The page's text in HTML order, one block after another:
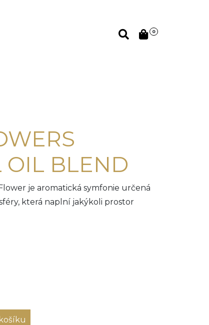
0
OIL BLEND
je aromatická symfonie určená
která naplní jakýkoli prostor